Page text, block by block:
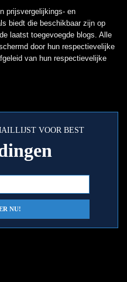
prijsvergelijkings- en
biedt die beschikbaar zijn op
laatst toegevoegde blogs. Alle
door hun respectievelijke
van hun respectievelijke
VOOR BEST